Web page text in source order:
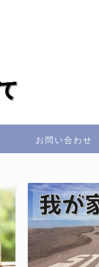
お問い合わせ